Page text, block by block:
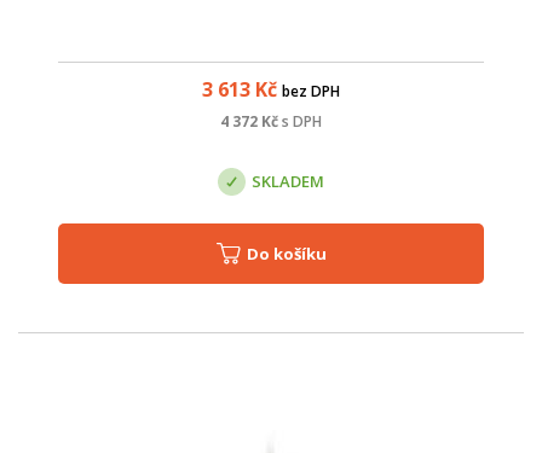
3 613 Kč bez DPH
4 372 Kčs DPH
SKLADEM
Do košíku